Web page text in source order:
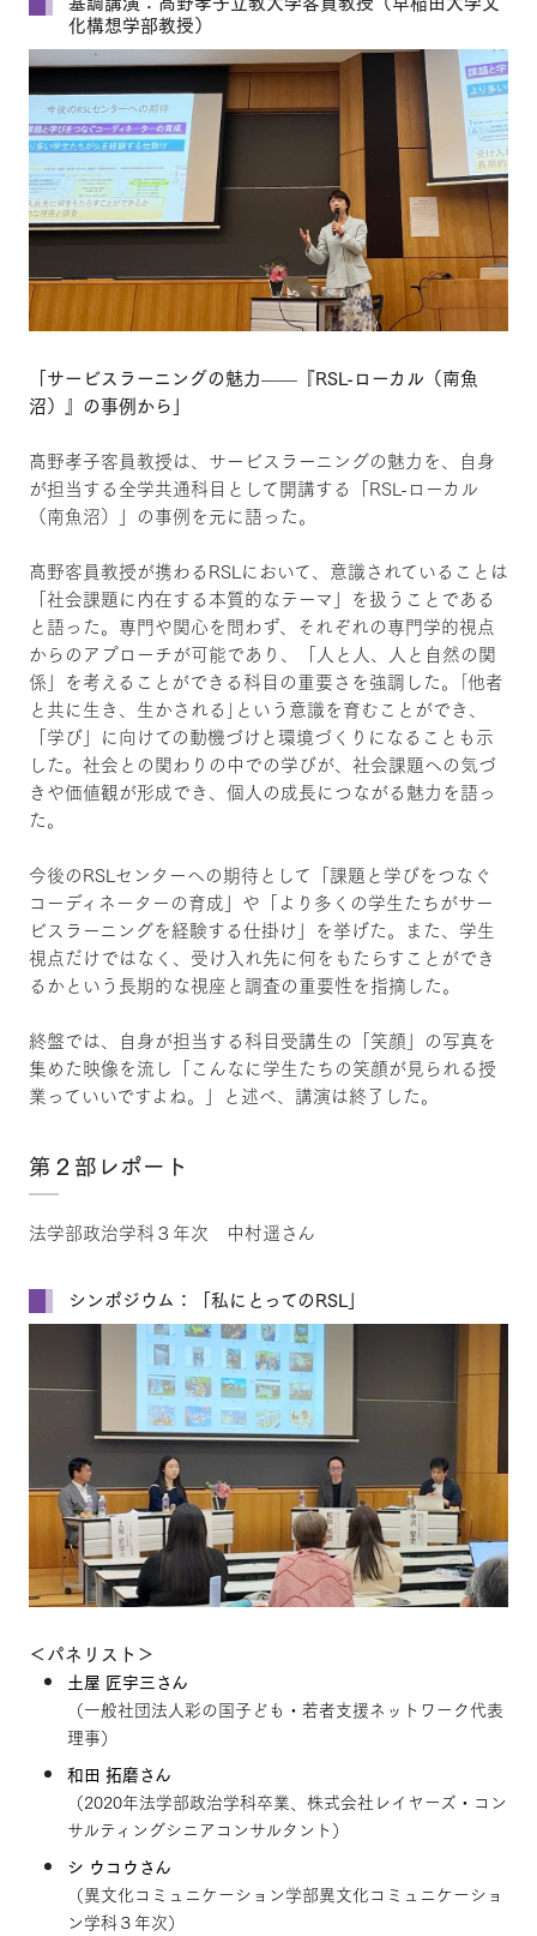
化構想学部教授）
「サービスラーニングの魅力——『RSL-ローカル（南魚
沼）』の事例から」
髙野孝子客員教授は、サービスラーニングの魅力を、自身
が担当する全学共通科目として開講する「RSL-ローカル
（南魚沼）」の事例を元に語った。
髙野客員教授が携わるRSLにおいて、意識されていることは
「社会課題に内在する本質的なテーマ」を扱うことである
と語った。専門や関心を問わず、それぞれの専門学的視点
からのアプローチが可能であり、「人と人、人と自然の関
係」を考えることができる科目の重要さを強調した。｢他者
と共に生き、生かされる｣という意識を育むことができ、
「学び」に向けての動機づけと環境づくりになることも示
した。社会との関わりの中での学びが、社会課題への気づ
きや価値観が形成でき、個人の成長につながる魅力を語っ
た。
今後のRSLセンターへの期待として「課題と学びをつなぐ
コーディネーターの育成」や「より多くの学生たちがサー
ビスラーニングを経験する仕掛け」を挙げた。また、学生
視点だけではなく、受け入れ先に何をもたらすことができ
るかという長期的な視座と調査の重要性を指摘した。
終盤では、自身が担当する科目受講生の「笑顔」の写真を
集めた映像を流し「こんなに学生たちの笑顔が見られる授
業っていいですよね。」と述べ、講演は終了した。
第２部レポート
法学部政治学科３年次 中村遥さん
シンポジウム：「私にとってのRSL」
＜パネリスト＞
土屋 匠宇三さん
（一般社団法人彩の国子ども・若者支援ネットワーク代表
理事）
和田 拓磨さん
（2020年法学部政治学科卒業、株式会社レイヤーズ・コン
サルティングシニアコンサルタント）
シ ウコウさん
（異文化コミュニケーション学部異文化コミュニケーショ
ン学科３年次）